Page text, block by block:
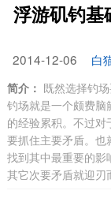
浮游矶钓基
2014-12-06 白
简介： 既然选择钓
钓场就是一个颇费脑
的经验累积。不过对
要抓住主要矛盾。也
找到其中最重要的影
其它次要矛盾就迎刃